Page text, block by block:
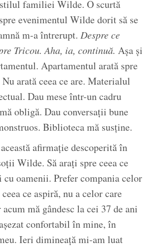
stilul familiei Wilde. O scurtă
evenimentul Wilde dorit să se
m-a întrerupt. Despre ce
Tricou. Aha, ia, continuă. Așa și
Apartamentul arată spre
Nu arată ceea ce are. Materialul
Dau mese într-un cadru
obligă. Dau conversații bune
Biblioteca mă susține.
afirmație descoperită în
Wilde. Să arați spre ceea ce
oamenii. Prefer compania celor
ce aspiră, nu a celor care
mă gândesc la cei 37 de ani
confortabil în mine, în
Ieri dimineață mi-am luat